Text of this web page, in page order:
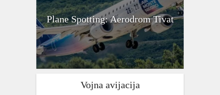
Plane Spotting: Aerodrom Tivat
Vojna avijacija